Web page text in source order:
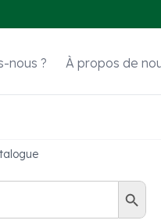
nous ? À propos de
Search Button